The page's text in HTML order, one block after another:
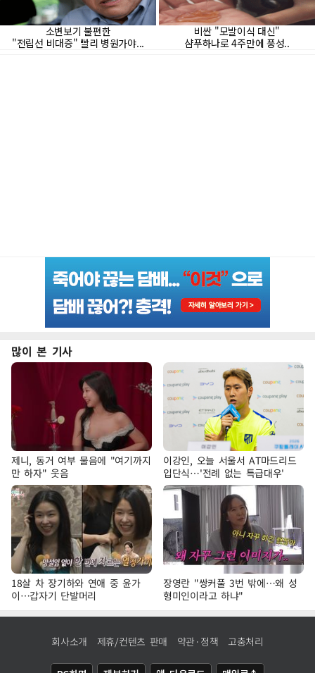
많이 본 기사
제니, 동거 여부 물음에 "여기까지
만 하자" 웃음
이강인, 오늘 서울서 AT마드리드
입단식…'전례 없는 특급대우'
18살 차 장기하와 연애 중 윤가
이…갑자기 단발머리
장영란 "쌍커풀 3번 밖에…왜 성
형미인이라고 하냐"
회사소개 제휴/컨텐츠 판매 약관·정책 고충처리